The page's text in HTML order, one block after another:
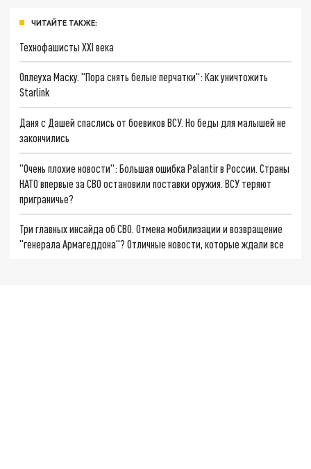
ЧИТАЙТЕ ТАКЖЕ:
Технофашисты XXI века
Оплеуха Маску. "Пора снять белые перчатки": Как уничтожить
Starlink
Даня с Дашей спаслись от боевиков ВСУ. Но беды для малышей не
закончились
"Очень плохие новости": Большая ошибка Palantir в России. Страны
НАТО впервые за СВО остановили поставки оружия. ВСУ теряют
приграничье?
Три главных инсайда об СВО. Отмена мобилизации и возвращение
"генерала Армагеддона"? Отличные новости, которые ждали все